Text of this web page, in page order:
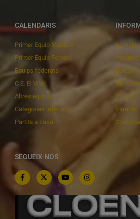
CALENDARIS
Primer Equip Masculí
Primer Equip Femení
Equips federats
C.E. El Vilar
Altres equips
Categories inferiors
Partits a casa
Botiga
Playoff
Intranet
Contacte
SEGUEIX-NOS